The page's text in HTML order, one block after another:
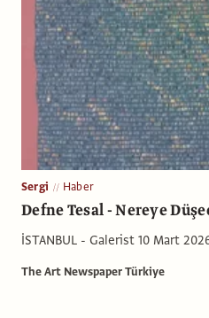
Sergi Haber
Defne Tesal - Nereye
İSTANBUL - Galerist 10 Mart
The Art Newspaper Türkiye